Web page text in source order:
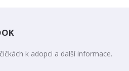
k adopci a další informace.